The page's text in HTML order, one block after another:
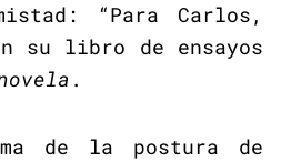
“Para Carlos,
su libro de ensayos
.
de la postura de